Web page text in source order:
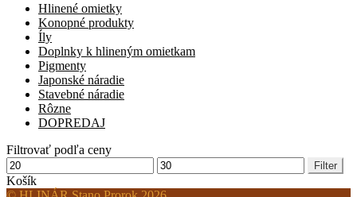
Hlinené omietky
Konopné produkty
Íly
Doplnky k hlineným omietkam
Pigmenty
Japonské náradie
Stavebné náradie
Rôzne
DOPREDAJ
Filtrovať podľa ceny
Minimálna
cena
Maximálna
cena
Filter
Košík